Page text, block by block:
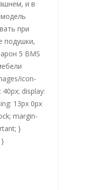
и в
при
подушки,
5 BMS
icon-
display:
13px 0px
margin-
}